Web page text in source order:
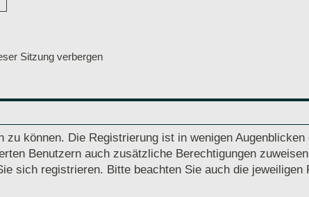
Sitzung verbergen
können. Die Registrierung ist in wenigen
Benutzern auch zusätzliche Berechtigungen
sich registrieren. Bitte beachten Sie auch die